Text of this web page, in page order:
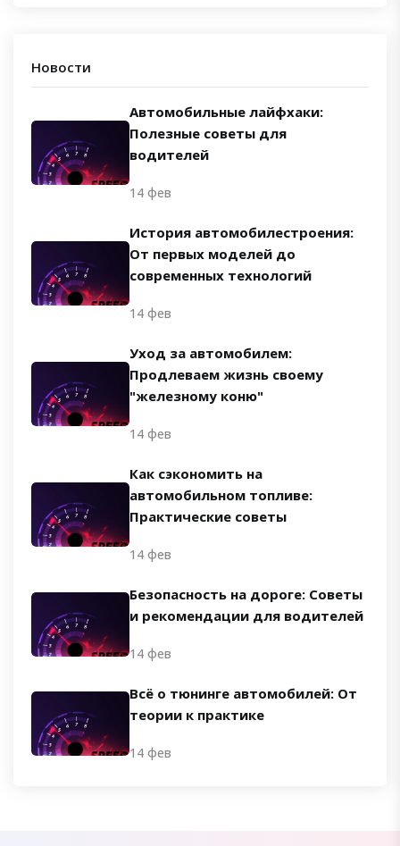
Новости
Автомобильные лайфхаки:
Полезные советы для
водителей
14 фев
История автомобилестроения:
От первых моделей до
современных технологий
14 фев
Уход за автомобилем:
Продлеваем жизнь своему
"железному коню"
14 фев
Как сэкономить на
автомобильном топливе:
Практические советы
14 фев
Безопасность на дороге: Советы
и рекомендации для водителей
14 фев
Всё о тюнинге автомобилей: От
теории к практике
14 фев